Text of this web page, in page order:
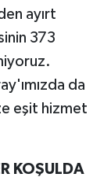
ayırt
373
da
eşit hizmet
KOŞULDA